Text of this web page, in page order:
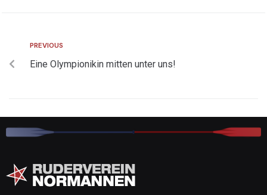
PREVIOUS
Eine Olympionikin mitten unter uns!